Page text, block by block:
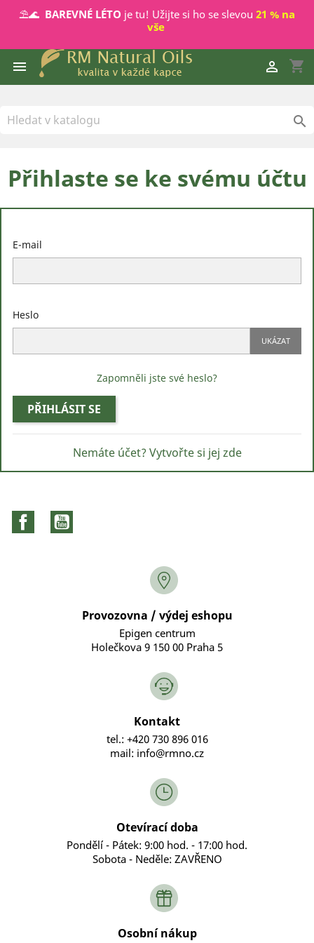
⛱️🌊 BAREVNÉ LÉTO je tu! Užijte si ho se slevou 21 % na
vše
 shopping_cart


Přihlaste se ke svému účtu
E-mail
Heslo
UKÁZAT
Zapomněli jste své heslo?
PŘIHLÁSIT SE
Nemáte účet? Vytvořte si jej zde
Facebook
Provozovna / výdej eshopu
Epigen centrum
Holečkova 9 150 00 Praha 5
Kontakt
tel.: +420 730 896 016
mail: info@rmno.cz
Otevírací doba
Pondělí - Pátek: 9:00 hod. - 17:00 hod.
Sobota - Neděle: ZAVŘENO
Osobní nákup